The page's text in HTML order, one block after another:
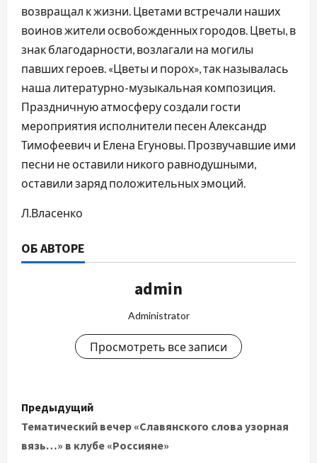
возвращал к жизни. Цветами встречали наших
воинов жители освобожденных городов. Цветы, в
знак благодарности, возлагали на могилы
павших героев. «Цветы и порох», так называлась
наша литературно-музыкальная композиция.
Праздничную атмосферу создали гости
мероприятия исполнители песен Александр
Тимофеевич и Елена Егуновы. Прозвучавшие ими
песни не оставили никого равнодушными,
оставили заряд положительных эмоций.
Л.Власенко
ОБ АВТОРЕ
admin
Administrator
Просмотреть все записи
Н
а
Предыдущий
Тематический вечер «Славянского слова узорная
вязь…» в клубе «Россияне»